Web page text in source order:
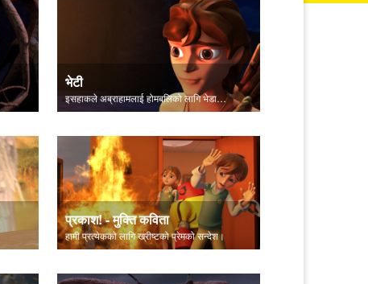
भेटी
इसहाकले अब्राहामलाई होमबलिको लागि भेडा कहाँ छ भनेर सोध्छन्।
प्रकाश! - मुक्ति कविता
हामी प्रत्येकको लागि ख्रीष्टको प्रेमको सन्देश।